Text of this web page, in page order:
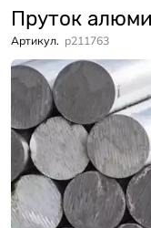
Пруток
Артикул. p211763